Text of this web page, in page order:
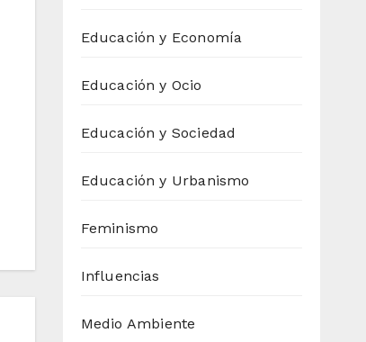
Educación y Economía
Educación y Ocio
Educación y Sociedad
Educación y Urbanismo
Feminismo
Influencias
Medio Ambiente